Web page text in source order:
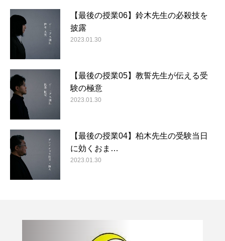
【最後の授業06】鈴木先生の必殺技を
披露
2023.01.30
【最後の授業05】教誓先生が伝える受
験の極意
2023.01.30
【最後の授業04】柏木先生の受験当日
に効くおま…
2023.01.30